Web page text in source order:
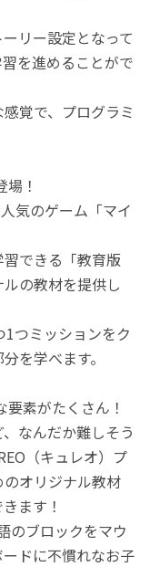
リー設定となって
を進めることがで
覚で、プログラミ
！
気のゲーム「マイ
できる「教育版
の教材を提供し
つミッションをク
を学べます。
素がたくさん！
なんだか難しそう
（キュレオ）プ
オリジナル教材
ます！
のブロックをマウ
ドに不慣れなお子